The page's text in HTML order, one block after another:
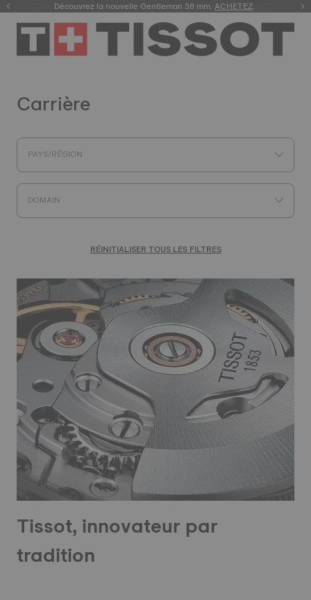
Découvrez la nouvelle Gentleman 38 mm.ACHETEZ.
C’est l’heure de la course ! Achetez notre collection cycliste
Carrière
PAYS/RÉGION
DOMAIN
RÉINITIALISER TOUS LES FILTRES
Tissot, innovateur par
tradition